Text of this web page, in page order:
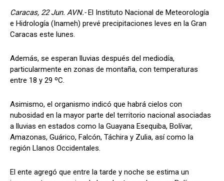
Caracas, 22 Jun. AVN.-El Instituto Nacional de Meteorología
e Hidrología (Inameh) prevé precipitaciones leves en la Gran
Caracas este lunes.
Además, se esperan lluvias después del mediodía,
particularmente en zonas de montaña, con temperaturas
entre 18 y 29 ºC.
Asimismo, el organismo indicó que habrá cielos con
nubosidad en la mayor parte del territorio nacional asociadas
a lluvias en estados como la Guayana Esequiba, Bolívar,
Amazonas, Guárico, Falcón, Táchira y Zulia, así como la
región Llanos Occidentales.
El ente agregó que entre la tarde y noche se estima un